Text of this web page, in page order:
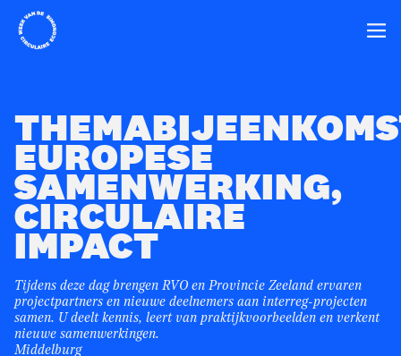
Home
EUROPESE
SAMENWERKING,
CIRCULAIRE
IMPACT
Tijdens deze dag brengen RVO en Provincie Zeeland ervaren
projectpartners en nieuwe deelnemers aan interreg-projecten
samen. U deelt kennis, leert van praktijkvoorbeelden en verkent
nieuwe samenwerkingen.
Middelburg